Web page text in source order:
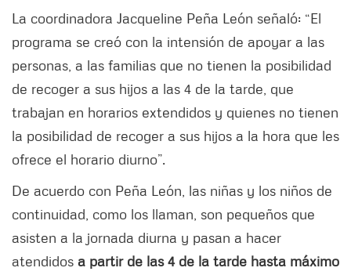
La coordinadora Jacqueline Peña León señaló: “El
programa se creó con la intensión de apoyar a las
personas, a las familias que no tienen la posibilidad
de recoger a sus hijos a las 4 de la tarde, que
trabajan en horarios extendidos y quienes no tienen
la posibilidad de recoger a sus hijos a la hora que les
ofrece el horario diurno”.
De acuerdo con Peña León, las niñas y los niños de
continuidad, como los llaman, son pequeños que
asisten a la jornada diurna y pasan a hacer
atendidos a partir de las 4 de la tarde hasta máximo